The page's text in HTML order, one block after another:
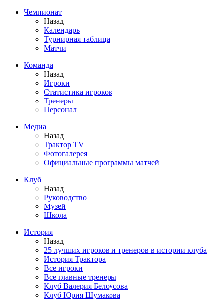
Чемпионат
Назад
Календарь
Турнирная таблица
Матчи
Команда
Назад
Игроки
Статистика игроков
Тренеры
Персонал
Медиа
Назад
Трактор TV
Фотогалерея
Официальные программы матчей
Клуб
Назад
Руководство
Музей
Школа
История
Назад
25 лучших игроков и тренеров в истории клуба
История Трактора
Все игроки
Все главные тренеры
Клуб Валерия Белоусова
Клуб Юрия Шумакова